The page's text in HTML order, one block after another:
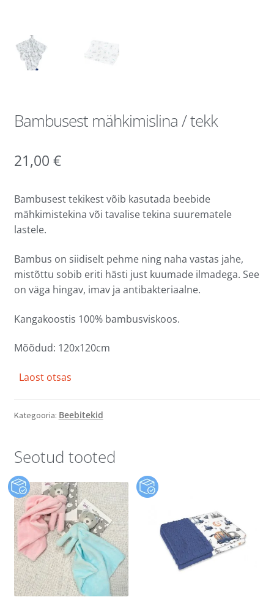
Bambusest mähkimislina / tekk
21,00 €
Bambusest tekikest võib kasutada beebide
mähkimistekina või tavalise tekina suurematele
lastele.
Bambus on siidiselt pehme ning naha vastas jahe,
mistõttu sobib eriti hästi just kuumade ilmadega. See
on väga hingav, imav ja antibakteriaalne.
Kangakoostis 100% bambusviskoos.
Mõõdud: 120x120cm
Laost otsas
Kategooria: Beebitekid
Seotud tooted